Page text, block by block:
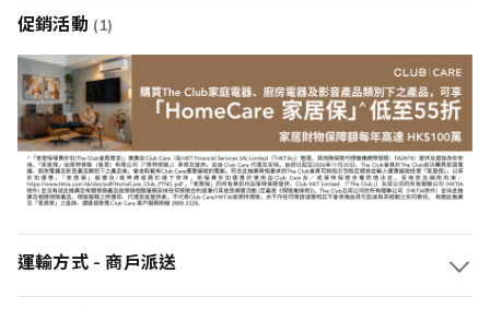
促銷活動 (1)
運輸方式 - 商戶派送